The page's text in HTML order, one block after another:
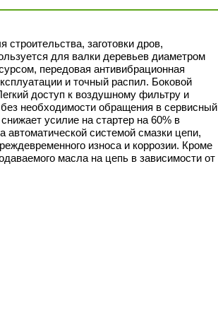
заготовки дров,
для валки деревьев диаметром
передовая антивибрационная
и точный распил. Боковой
доступ к воздушному фильтру и
необходимости обращения в сервисный
усилие на стартер на 60% в
автоматической системой смазки цепи,
износа и коррозии. Кроме
масла на цепь в зависимости от